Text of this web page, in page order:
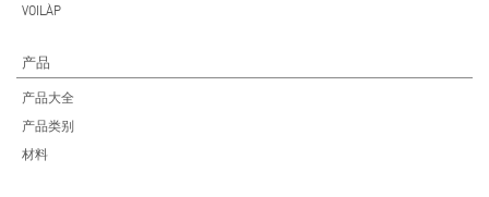
VOILÀP
产品
产品大全
产品类别
材料